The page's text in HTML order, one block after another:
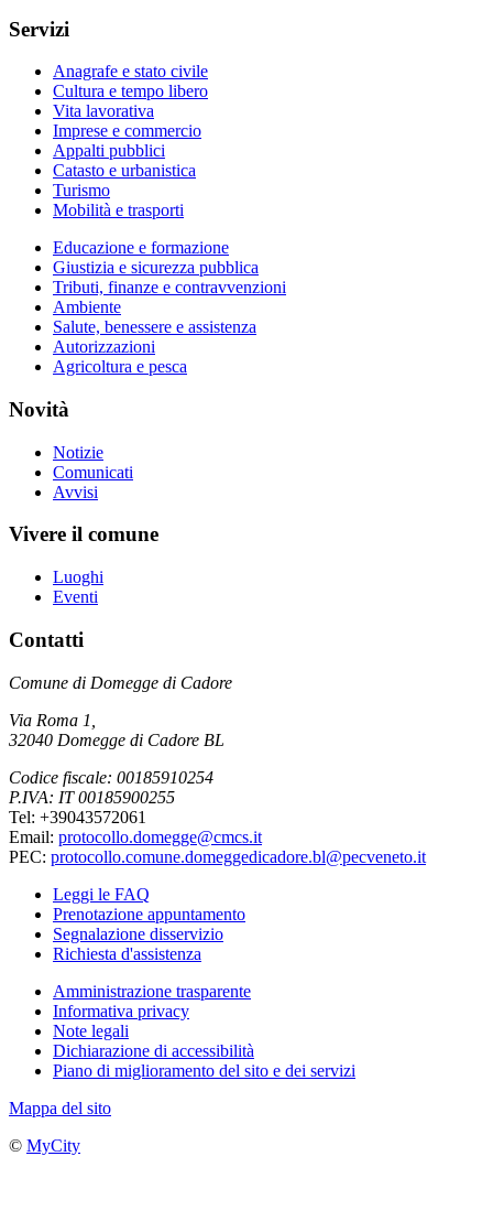
Servizi
Anagrafe e stato civile
Cultura e tempo libero
Vita lavorativa
Imprese e commercio
Appalti pubblici
Catasto e urbanistica
Turismo
Mobilità e trasporti
Educazione e formazione
Giustizia e sicurezza pubblica
Tributi, finanze e contravvenzioni
Ambiente
Salute, benessere e assistenza
Autorizzazioni
Agricoltura e pesca
Novità
Notizie
Comunicati
Avvisi
Vivere il comune
Luoghi
Eventi
Contatti
Comune di Domegge di Cadore
Via Roma 1,
32040 Domegge di Cadore BL
Codice fiscale: 00185910254
P.IVA: IT 00185900255
Tel: +39043572061
Email: protocollo.domegge@cmcs.it
PEC: protocollo.comune.domeggedicadore.bl@pecveneto.it
Leggi le FAQ
Prenotazione appuntamento
Segnalazione disservizio
Richiesta d'assistenza
Amministrazione trasparente
Informativa privacy
Note legali
Dichiarazione di accessibilità
Piano di miglioramento del sito e dei servizi
Mappa del sito
© MyCity